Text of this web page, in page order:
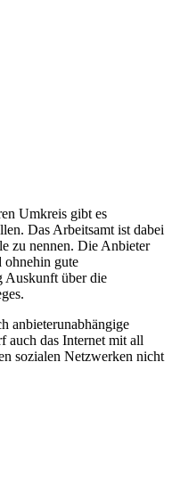
Umkreis gibt es
Das Arbeitsamt ist dabei
zu nennen. Die Anbieter
ohnehin gute
Auskunft über die
anbieterunabhängige
auch das Internet mit all
sozialen Netzwerken nicht